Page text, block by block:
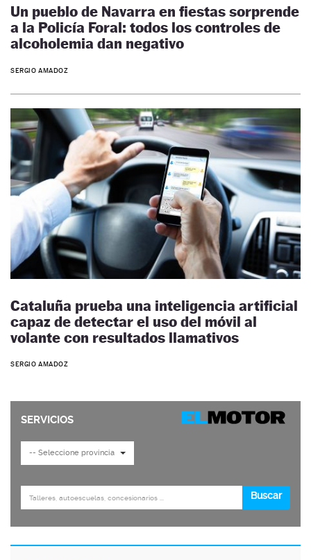
Un pueblo de Navarra en fiestas sorprende
a la Policía Foral: todos los controles de
alcoholemia dan negativo
SERGIO AMADOZ
Cataluña prueba una inteligencia artificial
capaz de detectar el uso del móvil al
volante con resultados llamativos
SERGIO AMADOZ